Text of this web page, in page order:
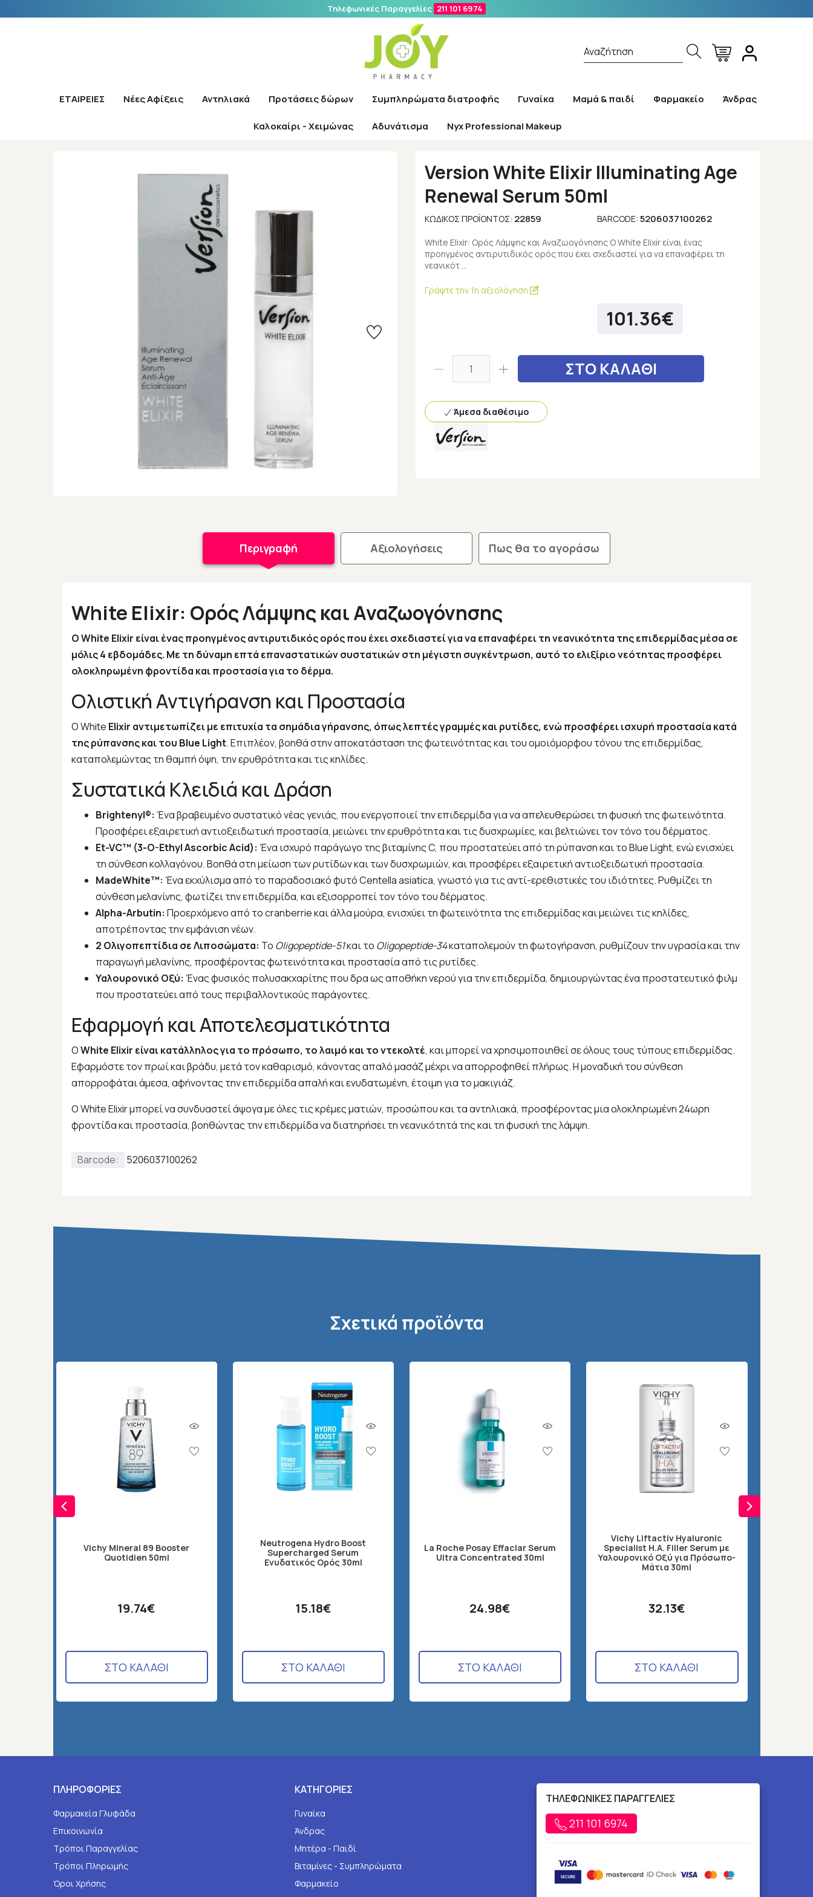
Τηλεφωνικές Παραγγελίες 211 101 6974
Αναζήτηση
ΕΤΑΙΡΕΙΕΣ Νέες Αφίξεις Αντηλιακά Προτάσεις δώρων Συμπληρώματα διατροφής Γυναίκα Μαμά & παιδί Φαρμακείο Άνδρας
Καλοκαίρι - Χειμώνας Αδυνάτισμα Nyx Professional Makeup
Αναζήτηση
Αρχική / Εταιρίες / Version Version White Elixir Illuminating Age Renewal Serum 50ml
Version White Elixir Illuminating Age
Renewal Serum 50ml
ΚΩΔΙΚΌΣ ΠΡΟΪΌΝΤΟΣ: 22859 BARCODE: 5206037100262
White Elixir: Ορός Λάμψης και Αναζωογόνησης Ο White Elixir είναι ένας
προηγμένος αντιρυτιδικός ορός που έχει σχεδιαστεί για να επαναφέρει τη
νεανικότ …
Γράψτε την 1η αξιολόγηση
101.36€
ΣΤΟ ΚΑΛΑΘΙ
Άμεσα διαθέσιμο
Περιγραφή Αξιολογήσεις Πως θα το αγοράσω
White Elixir: Ορός Λάμψης και Αναζωογόνησης
Ο White Elixir είναι ένας προηγμένος αντιρυτιδικός ορός που έχει σχεδιαστεί για να επαναφέρει τη νεανικότητα της επιδερμίδας μέσα σε
μόλις 4 εβδομάδες. Με τη δύναμη επτά επαναστατικών συστατικών στη μέγιστη συγκέντρωση, αυτό το ελιξίριο νεότητας προσφέρει
ολοκληρωμένη φροντίδα και προστασία για το δέρμα.
Ολιστική Αντιγήρανση και Προστασία
Ο White Elixir αντιμετωπίζει με επιτυχία τα σημάδια γήρανσης, όπως λεπτές γραμμές και ρυτίδες, ενώ προσφέρει ισχυρή προστασία κατά
της ρύπανσης και του Blue Light. Επιπλέον, βοηθά στην αποκατάσταση της φωτεινότητας και του ομοιόμορφου τόνου της επιδερμίδας,
καταπολεμώντας τη θαμπή όψη, την ερυθρότητα και τις κηλίδες.
Συστατικά Κλειδιά και Δράση
Brightenyl®: Ένα βραβευμένο συστατικό νέας γενιάς, που ενεργοποιεί την επιδερμίδα για να απελευθερώσει τη φυσική της φωτεινότητα.
Προσφέρει εξαιρετική αντιοξειδωτική προστασία, μειώνει την ερυθρότητα και τις δυσχρωμίες, και βελτιώνει τον τόνο του δέρματος.
Et-VC™ (3-O-Ethyl Ascorbic Acid): Ένα ισχυρό παράγωγο της βιταμίνης C, που προστατεύει από τη ρύπανση και το Blue Light, ενώ ενισχύει
τη σύνθεση κολλαγόνου. Βοηθά στη μείωση των ρυτίδων και των δυσχρωμιών, και προσφέρει εξαιρετική αντιοξειδωτική προστασία.
MadeWhite™: Ένα εκχύλισμα από το παραδοσιακό φυτό Centella asiatica, γνωστό για τις αντί-ερεθιστικές του ιδιότητες. Ρυθμίζει τη
σύνθεση μελανίνης, φωτίζει την επιδερμίδα, και εξισορροπεί τον τόνο του δέρματος.
Alpha-Arbutin: Προερχόμενο από το cranberrie και άλλα μούρα, ενισχύει τη φωτεινότητα της επιδερμίδας και μειώνει τις κηλίδες,
αποτρέποντας την εμφάνιση νέων.
2 Ολιγοπεπτίδια σε Λιποσώματα: Το Oligopeptide-51και το Oligopeptide-34καταπολεμούν τη φωτογήρανση, ρυθμίζουν την υγρασία και την
παραγωγή μελανίνης, προσφέροντας φωτεινότητα και προστασία από τις ρυτίδες.
Υαλουρονικό Οξύ: Ένας φυσικός πολυσακχαρίτης που δρα ως αποθήκη νερού για την επιδερμίδα, δημιουργώντας ένα προστατευτικό φιλμ
που προστατεύει από τους περιβαλλοντικούς παράγοντες.
Εφαρμογή και Αποτελεσματικότητα
ΟWhite Elixir είναι κατάλληλος για το πρόσωπο, το λαιμό και το ντεκολτέ, και μπορεί να χρησιμοποιηθεί σε όλους τους τύπους επιδερμίδας.
Εφαρμόστε τον πρωί και βράδυ, μετά τον καθαρισμό, κάνοντας απαλό μασάζ μέχρι να απορροφηθεί πλήρως. Η μοναδική του σύνθεση
απορροφάται άμεσα, αφήνοντας την επιδερμίδα απαλή και ενυδατωμένη, έτοιμη για το μακιγιάζ.
Ο White Elixir μπορεί να συνδυαστεί άψογα με όλες τις κρέμες ματιών, προσώπου και τα αντηλιακά, προσφέροντας μια ολοκληρωμένη 24ωρη
φροντίδα και προστασία, βοηθώντας την επιδερμίδα να διατηρήσει τη νεανικότητά της και τη φυσική της λάμψη.
Barcode: 5206037100262
Σχετικά προϊόντα
Vichy Mineral 89 Booster
Quotidien 50ml
19.74€
ΣΤΟ ΚΑΛΑΘΙ
Neutrogena Hydro Boost
Supercharged Serum
Ενυδατικός Ορός 30ml
15.18€
ΣΤΟ ΚΑΛΑΘΙ
La Roche Posay Effaclar Serum
Ultra Concentrated 30ml
24.98€
ΣΤΟ ΚΑΛΑΘΙ
Vichy Liftactiv Hyaluronic
Specialist H.A. Filler Serum με
Υαλουρονικό Οξύ για Πρόσωπο-
Μάτια 30ml
32.13€
ΣΤΟ ΚΑΛΑΘΙ
ΠΛΗΡΟΦΟΡΙΕΣ
Φαρμακεία Γλυφάδα
Επικοινωνία
Τρόποι Παραγγελίας
Τρόποι Πληρωμής
Όροι Χρήσης
ΚΑΤΗΓΟΡΙΕΣ
Γυναίκα
Άνδρας
Μητέρα - Παιδί
Βιταμίνες - Συμπληρώματα
Φαρμακείο
ΤΗΛΕΦΩΝΙΚΕΣ ΠΑΡΑΓΓΕΛΙΕΣ
211 101 6974